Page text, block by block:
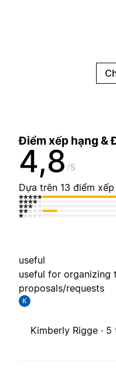
Điểm xếp hạng &
4,8 5
Dựa trên 13 điểm xếp
useful
useful for organizing
proposals/requests
K
Kimberly Rigge · 5